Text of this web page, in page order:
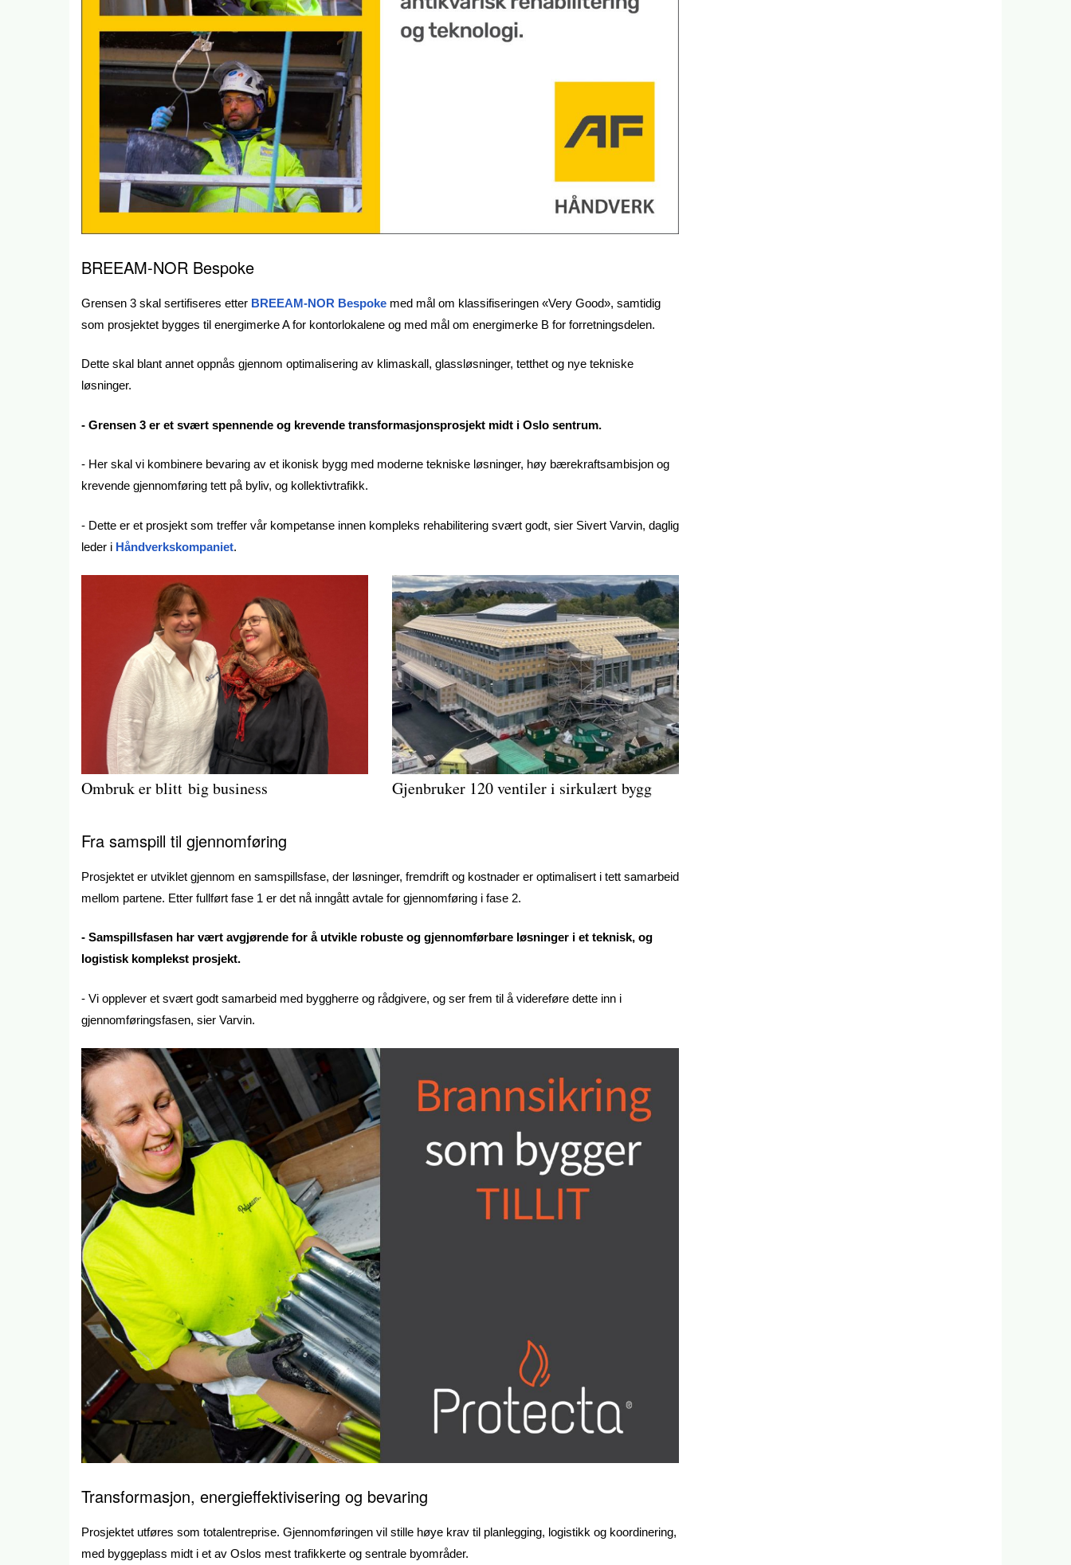
BREEAM-NOR Bespoke
Grensen 3 skal sertifiseres etter BREEAM-NOR Bespoke med mål om klassifiseringen «Very Good», samtidig
som prosjektet bygges til energimerke A for kontorlokalene og med mål om energimerke B for forretningsdelen.
Dette skal blant annet oppnås gjennom optimalisering av klimaskall, glassløsninger, tetthet og nye tekniske
løsninger.
- Grensen 3 er et svært spennende og krevende transformasjonsprosjekt midt i Oslo sentrum.
- Her skal vi kombinere bevaring av et ikonisk bygg med moderne tekniske løsninger, høy bærekraftsambisjon og
krevende gjennomføring tett på byliv, og kollektivtrafikk.
- Dette er et prosjekt som treffer vår kompetanse innen kompleks rehabilitering svært godt, sier Sivert Varvin, daglig
leder i Håndverkskompaniet.
Ombruk er blitt big business Gjenbruker 120 ventiler i sirkulært bygg
Fra samspill til gjennomføring
Prosjektet er utviklet gjennom en samspillsfase, der løsninger, fremdrift og kostnader er optimalisert i tett samarbeid
mellom partene. Etter fullført fase 1 er det nå inngått avtale for gjennomføring i fase 2.
- Samspillsfasen har vært avgjørende for å utvikle robuste og gjennomførbare løsninger i et teknisk, og
logistisk komplekst prosjekt.
- Vi opplever et svært godt samarbeid med byggherre og rådgivere, og ser frem til å videreføre dette inn i
gjennomføringsfasen, sier Varvin.
Transformasjon, energieffektivisering og bevaring
Prosjektet utføres som totalentreprise. Gjennomføringen vil stille høye krav til planlegging, logistikk og koordinering,
med byggeplass midt i et av Oslos mest trafikkerte og sentrale byområder.